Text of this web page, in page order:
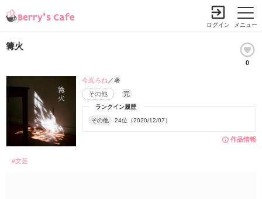
メニュー
ログイン
篝火
0
作品情報
ランクイン履歴
その他 24位（2020/12/07）
その他 完
今嶌ろね ／著
#文芸